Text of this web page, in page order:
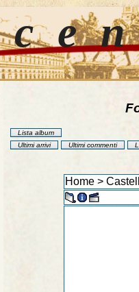
Lista album
Ultimi arrivi
Ultimi commenti
Home >